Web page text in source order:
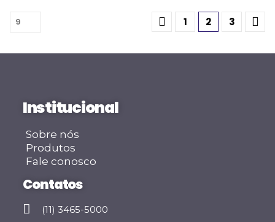
1 2 3
Institucional
Sobre nós
Produtos
Fale conosco
Contatos
(11) 3465-5000